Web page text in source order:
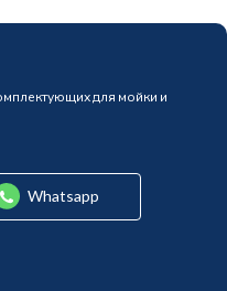
для мойки и
Whatsapp